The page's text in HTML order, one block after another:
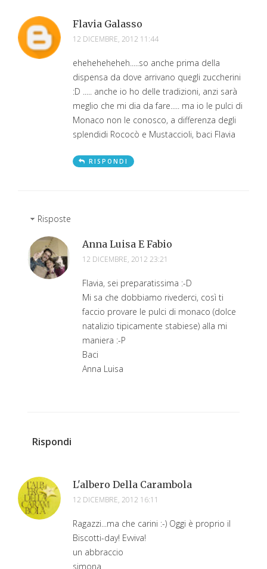
Flavia Galasso
12 DICEMBRE, 2012 11:44
eheheheheheh.....so anche prima della
dispensa da dove arrivano quegli zuccherini
:D ..... anche io ho delle tradizioni, anzi sarà
meglio che mi dia da fare..... ma io le pulci di
Monaco non le conosco, a differenza degli
splendidi Rococò e Mustaccioli, baci Flavia
RISPONDI
Risposte
Anna Luisa E Fabio
12 DICEMBRE, 2012 23:21
Flavia, sei preparatissima :-D
Mi sa che dobbiamo rivederci, così ti
faccio provare le pulci di monaco (dolce
natalizio tipicamente stabiese) alla mi
maniera :-P
Baci
Anna Luisa
Rispondi
L'albero Della Carambola
12 DICEMBRE, 2012 16:11
Ragazzi...ma che carini :-) Oggi è proprio il
Biscotti-day! Evviva!
un abbraccio
simona